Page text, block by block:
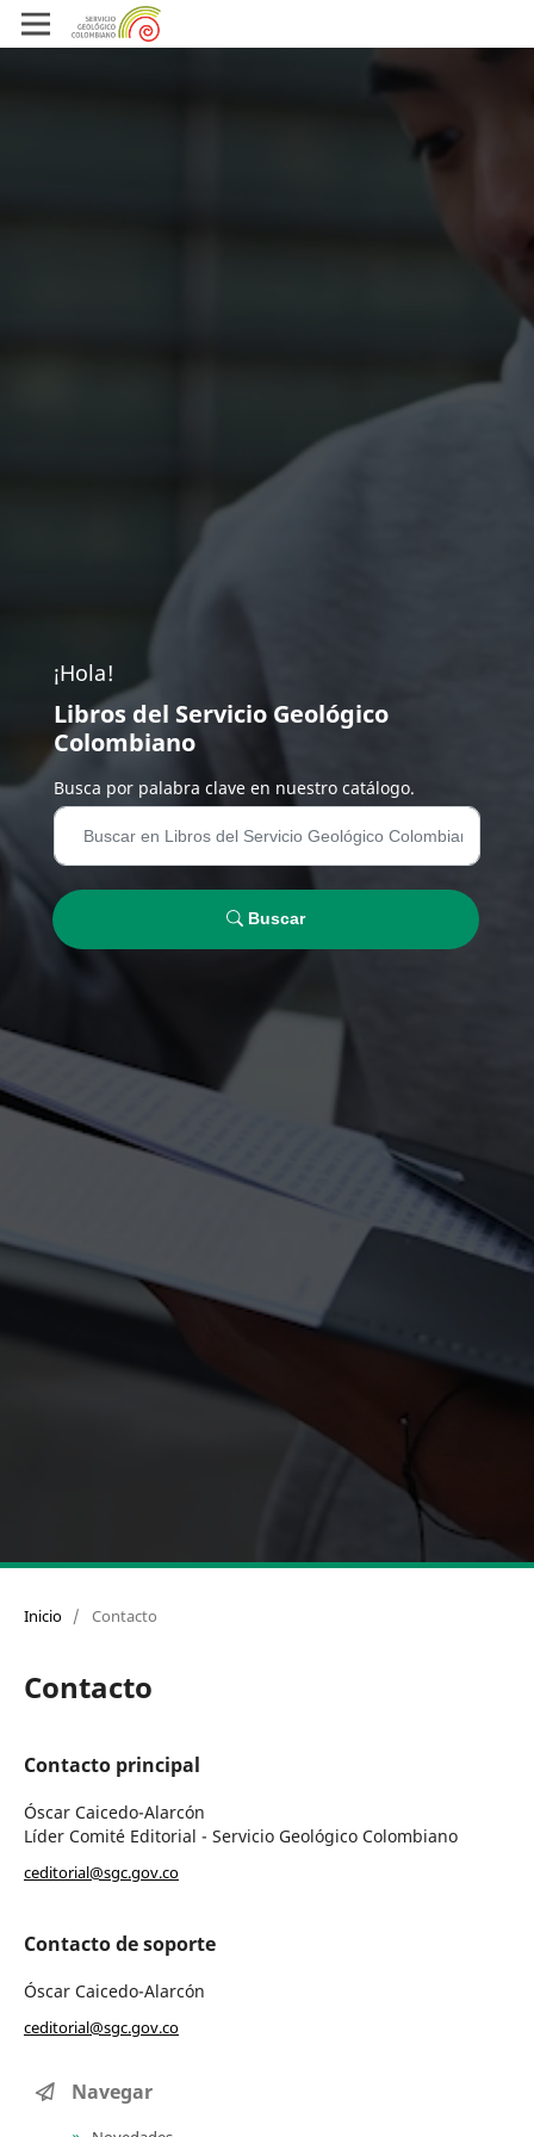
¡Hola!
Libros del Servicio Geológico
Colombiano
Busca por palabra clave en nuestro catálogo.
Buscar
Inicio / Contacto
Contacto
Contacto principal
Óscar Caicedo-Alarcón
Líder Comité Editorial - Servicio Geológico Colombiano
ceditorial@sgc.gov.co
Contacto de soporte
Óscar Caicedo-Alarcón
ceditorial@sgc.gov.co
Navegar